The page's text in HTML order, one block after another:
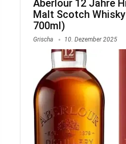
Aberlour 12 Jahre
Malt Scotch Whisky
700ml)
Grischa 10. Dezember 2025